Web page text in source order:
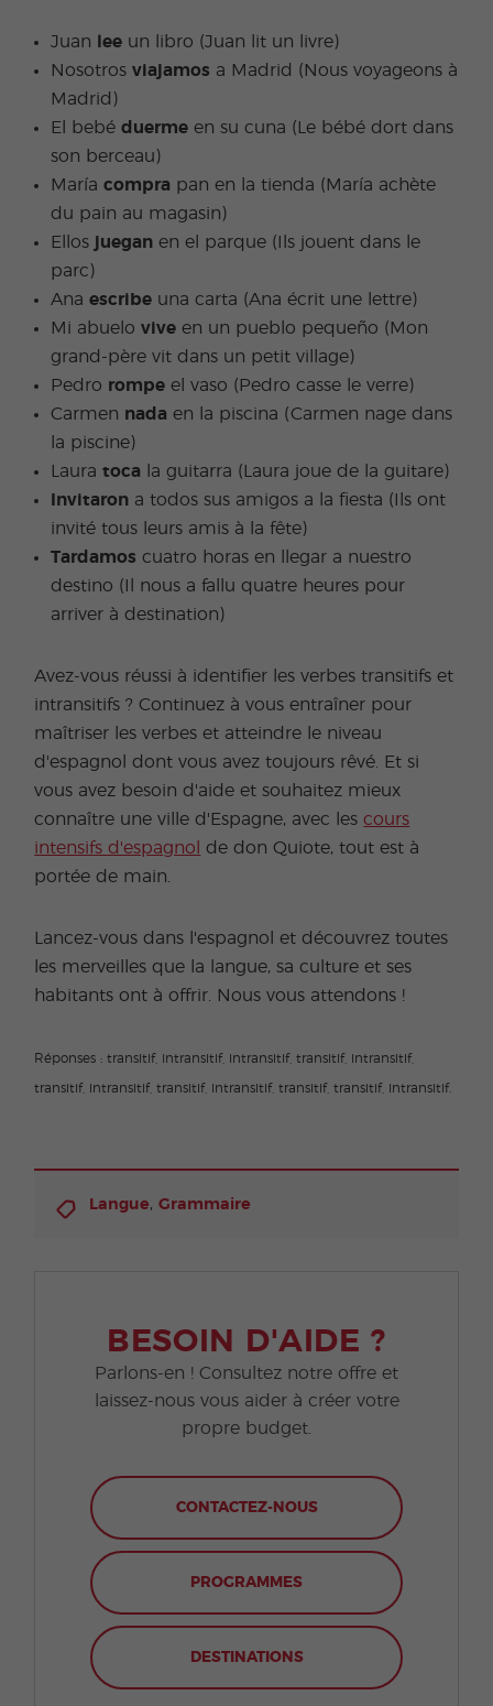
Juan lee un libro (Juan lit un livre)
Nosotrosviajamos a Madrid (Nous voyageons à
Madrid)
El bebéduerme en su cuna (Le bébé dort dans
son berceau)
Maríacompra pan en la tienda (María achète
du pain au magasin)
Ellos
juegan en el parque (Ils jouent dans le
parc)
Anaescribe una carta (Ana écrit une lettre)
Mi abuelovive en un pueblo pequeño (Mon
grand-père vit dans un petit village)
Pedro rompe el vaso (Pedro casse le verre)
Carmen nada en la piscina (Carmen nage dans
la piscine)
Lauratoca la guitarra (Laura joue de la guitare)
Invitaron a todos sus amigos a la fiesta (Ils ont
invité tous leurs amis à la fête)
Tardamos cuatro horas en llegar a nuestro
destino (Il nous a fallu quatre heures pour
arriver à destination)
Avez-vous réussi à identifier les verbes transitifs et
intransitifs ? Continuez à vous entraîner pour
maîtriser les verbes et atteindre le niveau
d'espagnol dont vous avez toujours rêvé. Et si
vous avez besoin d'aide et souhaitez mieux
connaître une ville d'Espagne, avec lescours
intensifs d'espagnol
de don Quiote, tout est à
portée de main.
Lancez-vous dans l'espagnol et découvrez toutes
les merveilles que la langue, sa culture et ses
habitants ont à offrir. Nous vous attendons !
Réponses : transitif, intransitif, intransitif, transitif, intransitif,
transitif, intransitif, transitif, intransitif, transitif, transitif, intransitif.
Langue, Grammaire
BESOIN D'AIDE ?
Parlons-en ! Consultez notre offre et
laissez-nous vous aider à créer votre
propre budget.
CONTACTEZ-NOUS
PROGRAMMES
DESTINATIONS